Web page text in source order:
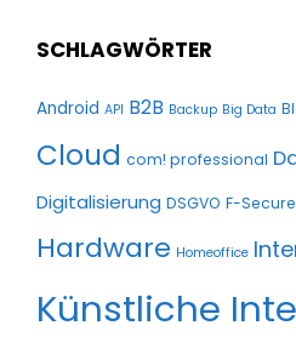
SCHLAGWÖRTER
Android API B2B Backup Big Data
Cloud com! professional
Digitalisierung DSGVO F-Secure
Hardware Homeoffice
Künstliche